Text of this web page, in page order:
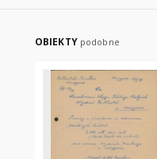
OBIEKTY podobne